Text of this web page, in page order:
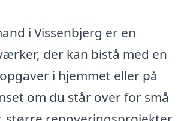
i Vissenbjerg er en
der kan bistå med en
i hjemmet eller på
om du står over for små